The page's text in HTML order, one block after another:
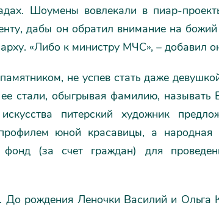
Шоумены вовлекали в пиар-
дабы он обратил внимание на
«Либо к министру МЧС», – добавил
не успев стать даже
стали, обыгрывая фамилию, называть
питерский художник
юной красавицы, а народная
фонд (за счет граждан) для
рождения Леночки Василий и Ольга